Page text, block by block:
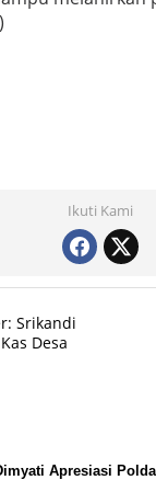
Ikuti Kami
Srikandi
Desa
Apresiasi Polda